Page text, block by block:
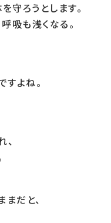
守ろうとします。
吸も浅くなる。
すよね。
だと、